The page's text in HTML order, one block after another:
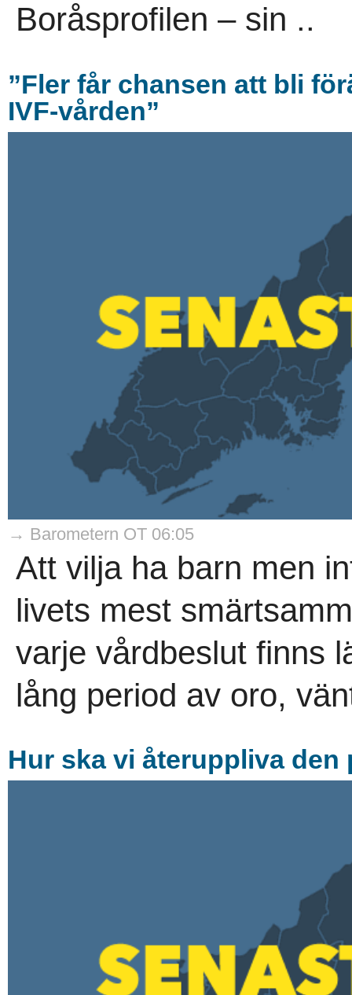
Boråsprofilen – sin ..
”Fler får chansen att bli
IVF-vården”
→ Barometern OT 06:05
Att vilja ha barn men
livets mest
varje vårdbeslut finns
lång period av oro,
Hur ska vi återuppliva